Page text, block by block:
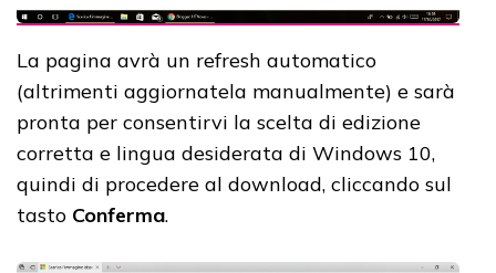
La pagina avrà un refresh automatico
(altrimenti aggiornatela manualmente) e sarà
pronta per consentirvi la scelta di edizione
corretta e lingua desiderata di Windows 10,
quindi di procedere al download, cliccando sul
tasto Conferma.